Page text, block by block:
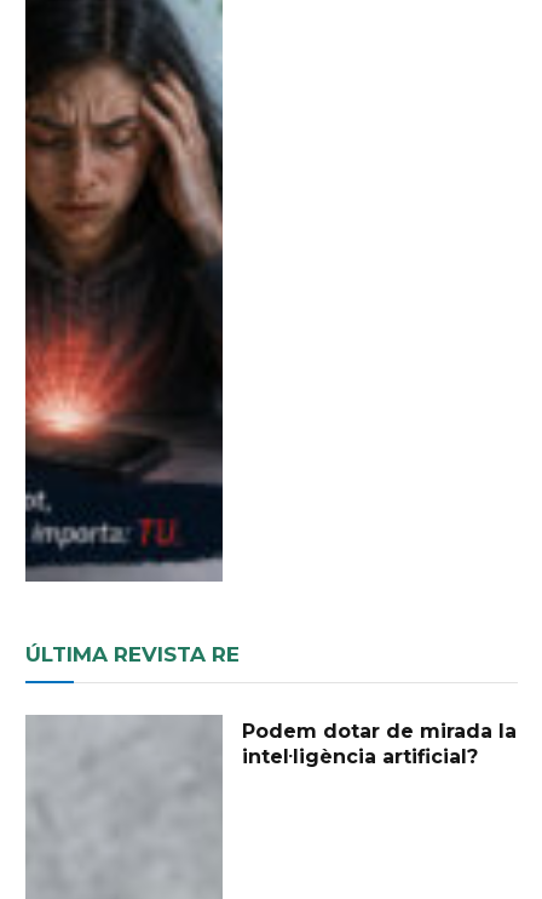
ÚLTIMA REVISTA RE
Podem dotar de mirada la
intel·ligència artificial?